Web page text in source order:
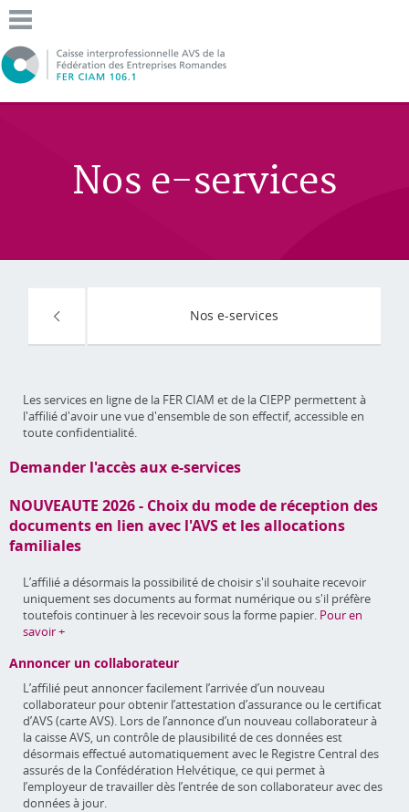
Nos e-services
Nos e-services
Les services en ligne de la FER CIAM et de la CIEPP permettent à
l'affilié d'avoir une vue d'ensemble de son effectif, accessible en
toute confidentialité.
Demander l'accès aux e-services
NOUVEAUTE 2026 - Choix du mode de réception des
documents en lien avec l'AVS et les allocations
familiales
L’affilié a désormais la possibilité de choisir s'il souhaite recevoir
uniquement ses documents au format numérique ou s'il préfère
toutefois continuer à les recevoir sous la forme papier. Pour en
savoir +
Annoncer un collaborateur
L’affilié peut annoncer facilement l’arrivée d’un nouveau
collaborateur pour obtenir l’attestation d’assurance ou le certificat
d’AVS (carte AVS). Lors de l’annonce d’un nouveau collaborateur à
la caisse AVS, un contrôle de plausibilité de ces données est
désormais effectué automatiquement avec le Registre Central des
assurés de la Confédération Helvétique, ce qui permet à
l’employeur de travailler dès l’entrée de son collaborateur avec des
données à jour.